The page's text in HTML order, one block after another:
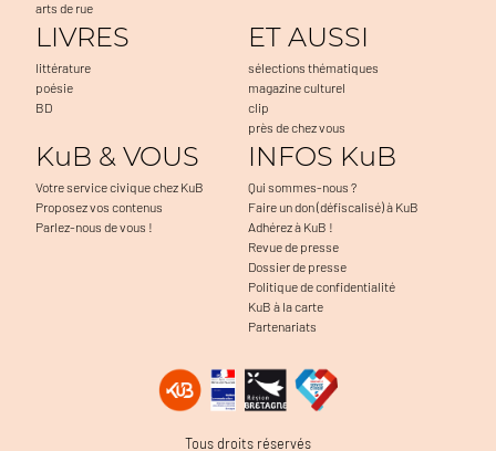
arts de rue
LIVRES
littérature
poésie
BD
ET AUSSI
sélections thématiques
magazine culturel
clip
près de chez vous
KuB & VOUS
Votre service civique chez KuB
Proposez vos contenus
Parlez-nous de vous !
INFOS KuB
Qui sommes-nous ?
Faire un don (défiscalisé) à KuB
Adhérez à KuB !
Revue de presse
Dossier de presse
Politique de confidentialité
KuB à la carte
Partenariats
Tous droits réservés
C'est OK pour vous ?